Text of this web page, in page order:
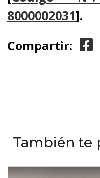
8000002031].
Compartir:
También te